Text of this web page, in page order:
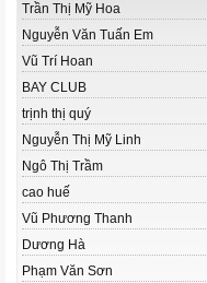
Trần Thị Mỹ Hoa
Nguyễn Văn Tuấn Em
Vũ Trí Hoan
BAY CLUB
trịnh thị quý
Nguyễn Thị Mỹ Linh
Ngô Thị Trầm
cao huế
Vũ Phương Thanh
Dương Hà
Phạm Văn Sơn